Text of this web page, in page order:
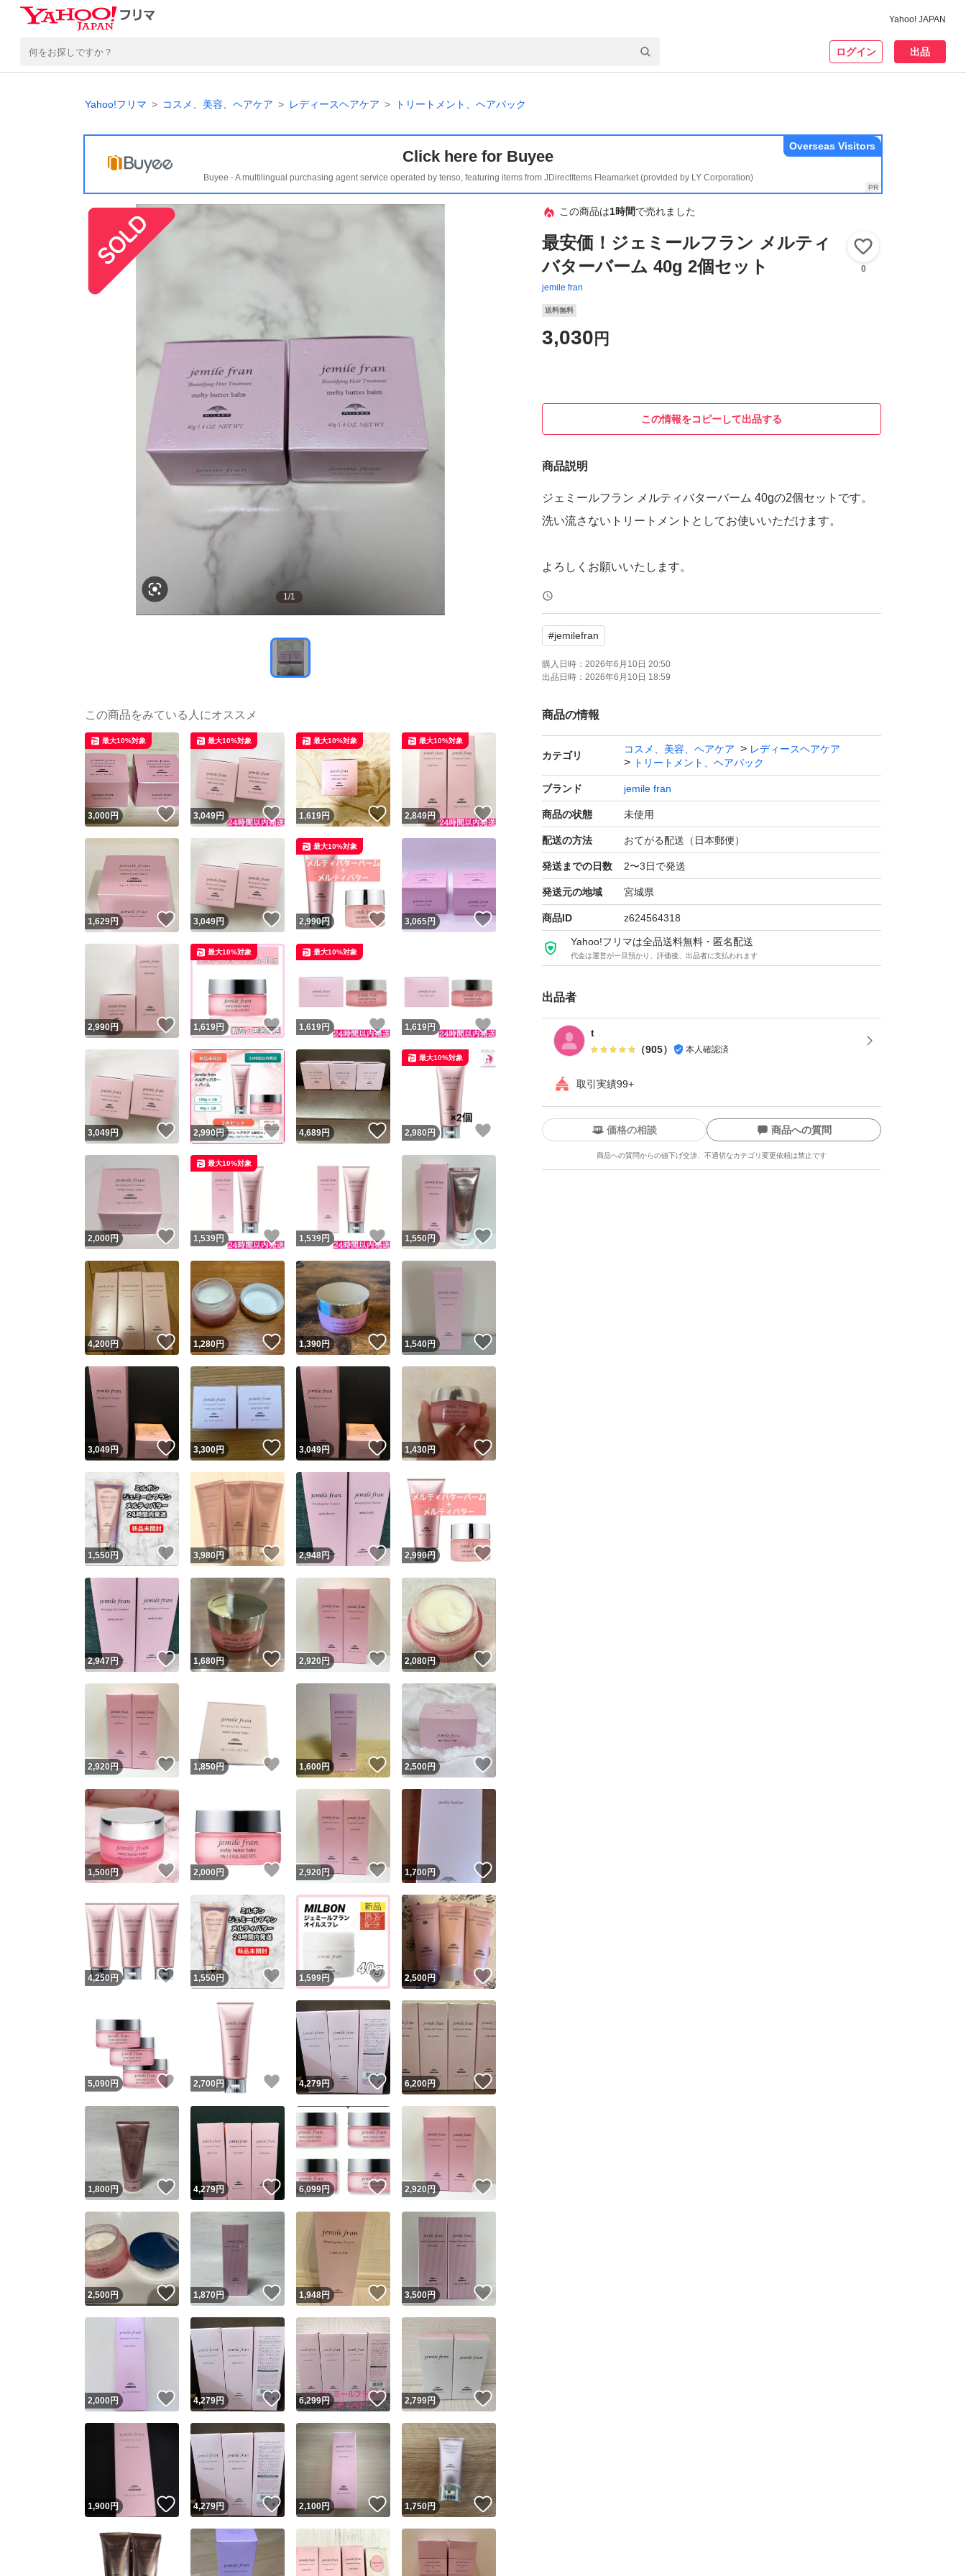
Yahoo! JAPAN
ログイン 出品
Yahoo!フリマ コスメ、美容、ヘアケア レディースヘアケア トリートメント、ヘアパック
Click here for Buyee
Buyee - A multilingual purchasing agent service operated by tenso, featuring items from JDirectItems Fleamarket (provided by LY Corporation)
Overseas Visitors
1/1
この商品は1時間で売れました
最安価！ジェミールフラン メルティ
バターバーム 40g 2個セット
jemile fran
0
送料無料
3,030 円
この情報をコピーして出品する
商品説明
ジェミールフラン メルティバターバーム 40gの2個セットです。
洗い流さないトリートメントとしてお使いいただけます。
よろしくお願いいたします。
#jemilefran
購入日時： 2026年6月10日 20:50
出品日時： 2026年6月10日 18:59
商品の情報
カテゴリ
コスメ、美容、ヘアケア
レディースヘアケア
トリートメント、ヘアパック
ブランド jemile fran
商品の状態 未使用
配送の方法 おてがる配送（日本郵便）
発送までの日数 2〜3日で発送
発送元の地域 宮城県
商品ID z624564318
Yahoo!フリマは全品送料無料・匿名配送
代金は運営が一旦預かり、評価後、出品者に支払われます
出品者
t
（905） 本人確認済
取引実績99+
ユーザーの実績について
Yahoo!フリマが定めた一定の基準を満たしたユーザーにバッジを付与しています
安心取引出品者
安心取引出品者 Yahoo!フリマの基準をクリアした安心・安全なユーザーです
取引実績
このユーザーはYahoo!フリマの取引を完了させた実績があります
他フリマ実績◯+ このユーザーは他フリマサービスでの取引実績があります
スピード&安心発送
※このバッジは実績に基づく表示であり、発送を保証しているものではありません
スピード＆安心発送
このユーザーは高頻度で24時間以内＆設定した発送日数内に発送してい
ます
スピード発送 このユーザーは高頻度で24時間以内に発送しています
このユーザーは設定した発送日数内に発送しています
価格の相談 商品への質問
商品への質問からの値下げ交渉、不適切なカテゴリ変更依頼は禁止です
この商品の情報をコピーします
商品画像の無断転載は禁止 されています
コピーは1商品につき1回です
出品ページへ
キャンセル
この商品をみている人にオススメ
3,000円 いいね！
最大10%対象
3,049円 いいね！
最大10%対象
1,619円 いいね！
最大10%対象
2,849円
最大10%対象
1,629円 いいね！
3,049円 いいね！
2,990円 いいね！
最大10%対象
3,065円 いいね！
2,990円 いいね！
1,619円 いいね！
最大10%対象
1,619円 いいね！
最大10%対象
1,619円
3,049円 いいね！
2,990円 いいね！
4,689円 いいね！
2,980 円
最大10%対象
2,000円 いいね！
1,539円 いいね！
最大10%対象
1,539円 いいね！
1,550円 いいね！
4,200円 いいね！
1,280円 いいね！
1,390円 いいね！
1,540円
3,049円 いいね！
3,300円 いいね！
3,049円 いいね！
1,430円
1,550円 いいね！
3,980円 いいね！
2,948円 いいね！
2,990円
2,947円 いいね！
1,680円 いいね！
2,920円 いいね！
2,080円
2,920円 いいね！
1,850円 いいね！
1,600円 いいね！
2,500円
1,500円 いいね！
2,000 円 いいね！
2,920円 いいね！
1,700円
4,250 円 いいね！
1,550円 いいね！
1,599円 いいね！
2,500円 いいね！
5,090 円 いいね！
2,700 円 いいね！
4,279円 いいね！
6,200円
1,800円 いいね！
4,279円 いいね！
6,099円 いいね！
2,920円 いいね！
2,500円 いいね！
1,870円 いいね！
1,948円 いいね！
3,500円
2,000円 いいね！
4,279円 いいね！
6,299円 いいね！
2,799円
1,900円 いいね！
4,279円 いいね！
2,100円 いいね！
1,750円 いいね！